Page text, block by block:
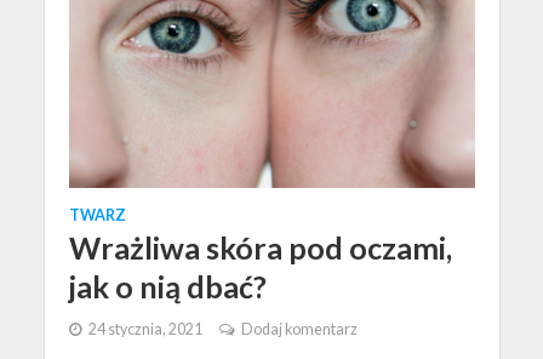
TWARZ
Wrażliwa skóra pod oczami,
jak o nią dbać?
24 stycznia, 2021 Dodaj komentarz